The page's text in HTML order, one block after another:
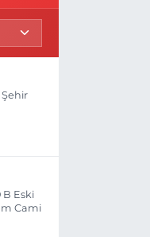
Şehir
B Eski
Cami